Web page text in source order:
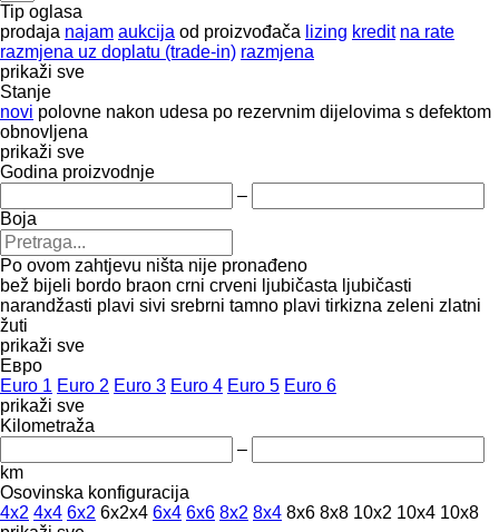
Tip oglasa
prodaja najam aukcija od proizvođača lizing kredit na rate
razmjena uz doplatu (trade-in) razmjena
prikaži sve
Stanje
novi polovne nakon udesa po rezervnim dijelovima s defektom
obnovljena
prikaži sve
Godina proizvodnje
–
Boja
Po ovom zahtjevu ništa nije pronađeno
bež bijeli bordo braon crni crveni ljubičasta ljubičasti
narandžasti plavi sivi srebrni tamno plavi tirkizna zeleni zlatni
žuti
prikaži sve
Евро
Euro 1 Euro 2 Euro 3 Euro 4 Euro 5 Euro 6
prikaži sve
Kilometraža
–
km
Osovinska konfiguracija
4x2 4x4 6x2 6x2x4 6x4 6x6 8x2 8x4 8x6 8x8 10x2 10x4 10x8